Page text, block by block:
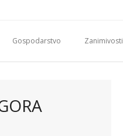
Gospodarstvo Zanimivosti